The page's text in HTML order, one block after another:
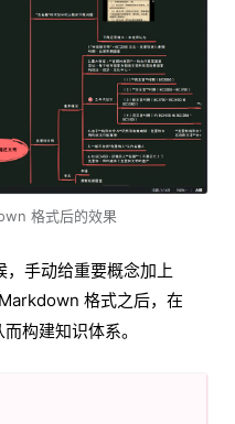
格式后的效果
手动给重要概念加上
格式之后，在
构建知识体系。